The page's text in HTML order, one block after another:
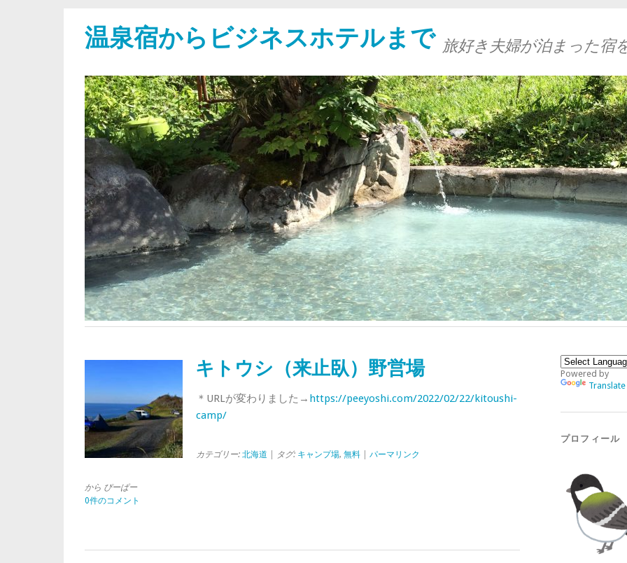
温泉宿からビジネスホテルまで 旅好き夫婦が泊まった宿
から ぴーぱー
0件のコメント
キトウシ（来止臥）野営場
＊URLが変わりました→ https://peeyoshi.com/2022/02/22/kitoushi-
camp/
カテゴリー: 北海道 | タグ: キャンプ場, 無料| パーマリンク
Powered by
Translate
プロフィール